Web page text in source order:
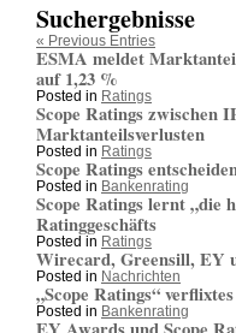
Suchergebnisse
« Previous Entries
ESMA meldet
auf 1,23 %
Posted in Ratings
Scope Ratings zwischen
Marktanteilsverlusten
Posted in Ratings
Scope Ratings
Posted in Bankenrating
Scope Ratings lernt „die
Ratinggeschäfts
Posted in Ratings
Wirecard, Greensill, EY
Posted in Nachrichten
„Scope Ratings“
Posted in Bankenrating